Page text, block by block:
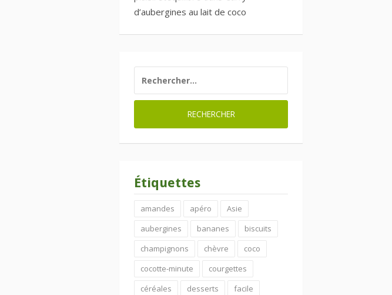
d’aubergines au lait de coco
Étiquettes
amandes apéro
Asie
aubergines
bananes
biscuits
champignons
chèvre
coco
cocotte-minute
courgettes
céréales
desserts
facile